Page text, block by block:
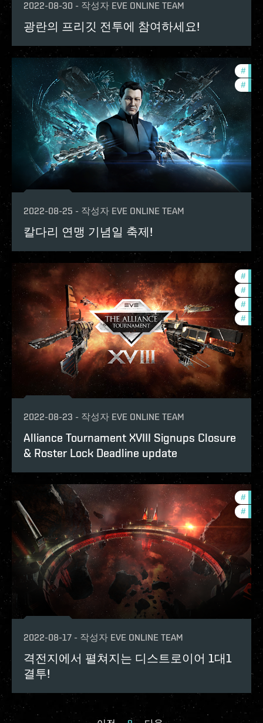
2022-08-30 - 작성자 EVE ONLINE TEAM
광란의 프리깃 전투에 참여하세요!
# in-
#
2022-08-25 - 작성자 EVE ONLINE TEAM
칼다리 연맹 기념일 축제!
#
#
#
# in-
2022-08-23 - 작성자 EVE ONLINE TEAM
Alliance Tournament XVIII Signups Closure
& Roster Lock Deadline update
# in-
# pvp
2022-08-17 - 작성자 EVE ONLINE TEAM
격전지에서 펼쳐지는 디스트로이어 1대1
결투!